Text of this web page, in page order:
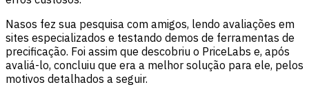
Nasos fez sua pesquisa com amigos, lendo avaliações em
sites especializados e testando demos de ferramentas de
precificação. Foi assim que descobriu o PriceLabs e, após
avaliá-lo, concluiu que era a melhor solução para ele, pelos
motivos detalhados a seguir.